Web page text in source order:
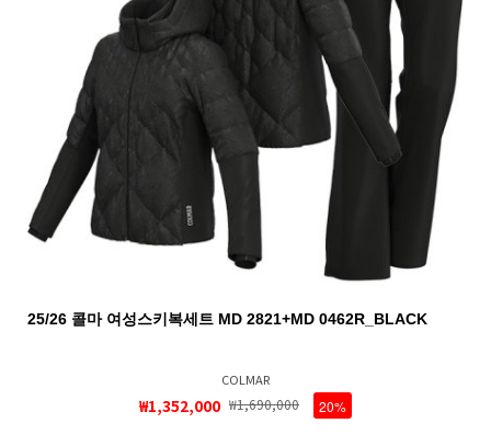
25/26 콜마 여성스키복세트 MD 2821+MD 0462R_BLACK
COLMAR
₩1,352,000 ₩1,690,000 20%